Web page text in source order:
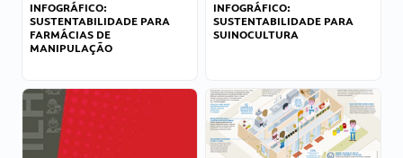
INFOGRÁFICO:
SUSTENTABILIDADE PARA
FARMÁCIAS DE
MANIPULAÇÃO
INFOGRÁFICO:
SUSTENTABILIDADE PARA
SUINOCULTURA